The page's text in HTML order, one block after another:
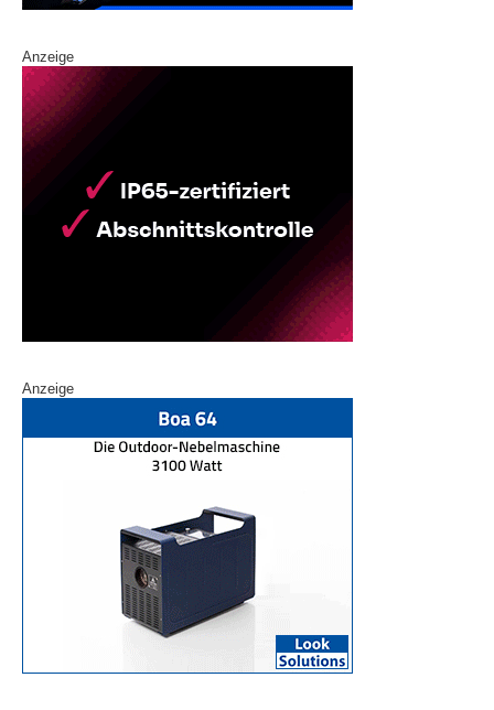
Anzeige
Anzeige